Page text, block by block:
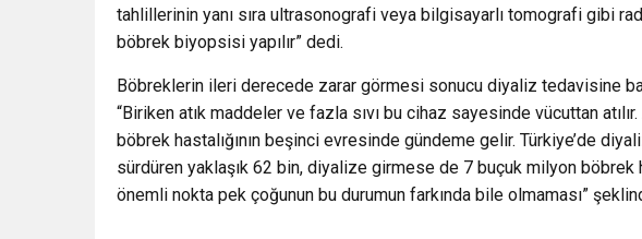
tahlillerinin yanı sıra ultrasonografi veya bilgisayarlı tomografi gibi
böbrek biyopsisi yapılır” dedi.
Böbreklerin ileri derecede zarar görmesi sonucu diyaliz tedavisine
“Biriken atık maddeler ve fazla sıvı bu cihaz sayesinde vücuttan
böbrek hastalığının beşinci evresinde gündeme gelir. Türkiye’de
sürdüren yaklaşık 62 bin, diyalize girmese de 7 buçuk milyon böbrek
önemli nokta pek çoğunun bu durumun farkında bile olmaması”